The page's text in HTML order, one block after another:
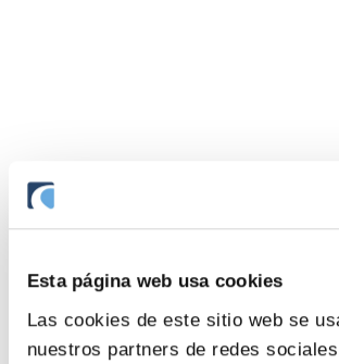
Esta página web usa cookies
Las cookies de este sitio web se
nuestros partners de redes